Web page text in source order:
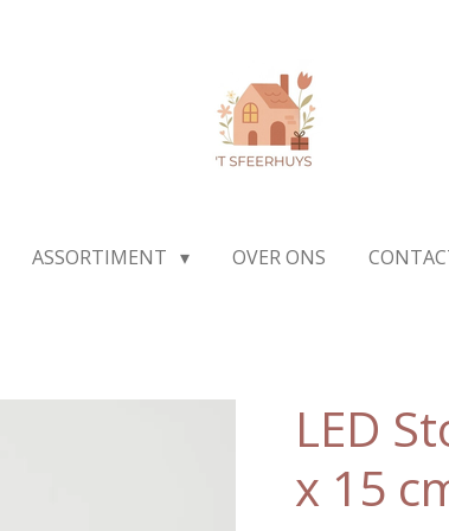
ASSORTIMENT OVER ONS
LED
x 15